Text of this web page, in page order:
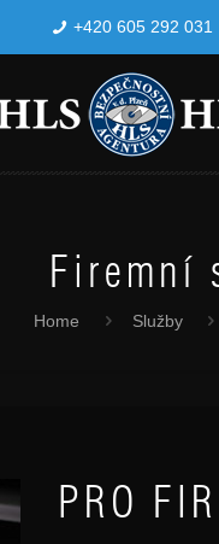
+420 605 292 031
Firemní
Home Služby
PRO